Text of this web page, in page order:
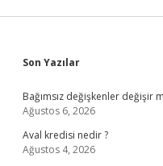
Sidebar
Son Yazılar
Bağımsız değişkenler değişir
Ağustos 6, 2026
Aval kredisi nedir ?
Ağustos 4, 2026